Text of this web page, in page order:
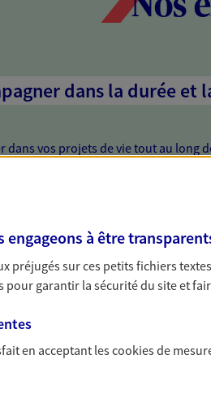
dans la durée et
dans vos projets de vie tout au long
solutions
engageons à être
préjugés sur ces petits fichiers
garantir la sécurité du site et
en acceptant lescookiesde